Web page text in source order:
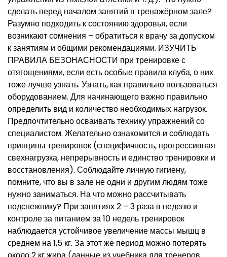
сделать перед началом занятий в тренажёрном зале?
Разумно подходить к состоянию здоровья, если
возникают сомнения – обратиться к врачу за допуском
к занятиям и общими рекомендациями. ИЗУЧИТЬ
ПРАВИЛА БЕЗОНАСНОСТИ при тренировке с
отягощениями, если есть особые правила клуба, о них
тоже лучше узнать. Узнать, как правильно пользоваться
оборудованием. Для начинающего важно правильно
определить вид и количество необходимых нагрузок.
Предпочтительно осваивать технику упражнений со
специалистом. Желательно ознакомится и соблюдать
принципы тренировок (специфичность, прогрессивная
свехнагрузка, непрерывность и единство тренировки и
восстановления). Соблюдайте личную гигиену,
помните, что вы в зале не одни и другим людям тоже
нужно заниматься. На что можно рассчитывать
подснежнику? При занятиях 2 – 3 раза в неделю и
контроле за питанием за 10 недель тренировок
наблюдается устойчивое увеличение массы мышц в
среднем на 1,5 кг. За этот же период можно потерять